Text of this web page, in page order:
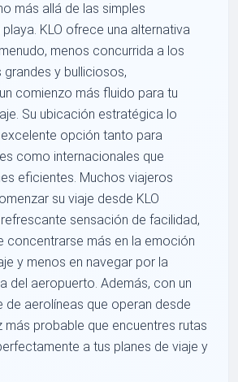
más allá de las simples
KLO ofrece una alternativa
menos concurrida a los
y bulliciosos,
comienzo más fluido para tu
Su ubicación estratégica lo
opción tanto para
como internacionales que
eficientes. Muchos viajeros
su viaje desde KLO
sensación de facilidad,
concentrarse más en la emoción
y menos en navegar por la
del aeropuerto. Además, con un
de aerolíneas que operan desde
más probable que encuentres rutas
a tus planes de viaje y